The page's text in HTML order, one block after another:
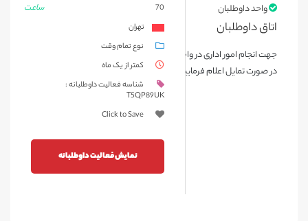
واحد داوطلبان
اتاق داوطلبان
جهت انجام امور اداری در واحد داوطلبان احتیاج به حضور داوطلبان داریم
در صورت تمایل اعلام فرمایید. با تشکر
ساعت
70
تهران
نوع تمام وقت
کمتر از یک ماه
شناسه فعالیت داوطلبانه :
T5QP89UK
Click to Save
نمایش فعالیت داوطلبانه